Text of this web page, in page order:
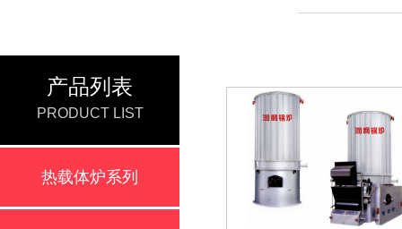
产品列表
PRODUCT LIST
热载体炉系列